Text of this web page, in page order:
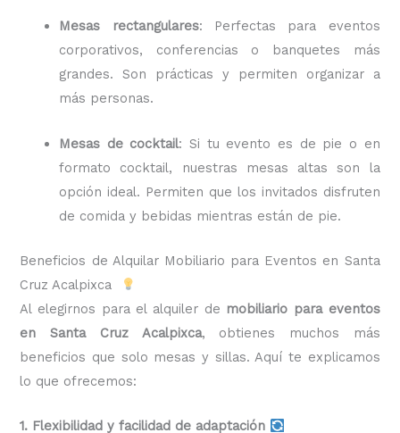
Mesas rectangulares: Perfectas para eventos
corporativos, conferencias o banquetes más
grandes. Son prácticas y permiten organizar a
más personas.
Mesas de cocktail: Si tu evento es de pie o en
formato cocktail, nuestras mesas altas son la
opción ideal. Permiten que los invitados disfruten
de comida y bebidas mientras están de pie.
Beneficios de Alquilar Mobiliario para Eventos en Santa
Cruz Acalpixca
Al elegirnos para el alquiler de mobiliario para eventos
en Santa Cruz Acalpixca, obtienes muchos más
beneficios que solo mesas y sillas. Aquí te explicamos
lo que ofrecemos:
1. Flexibilidad y facilidad de adaptación